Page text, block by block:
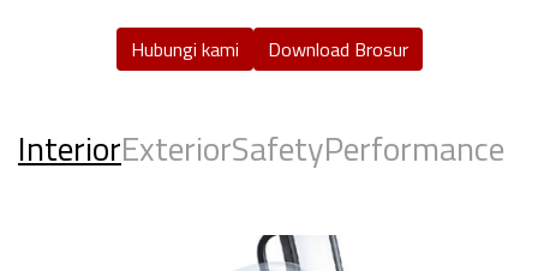
Hubungi kami Download Brosur
InteriorExteriorSafetyPerformance